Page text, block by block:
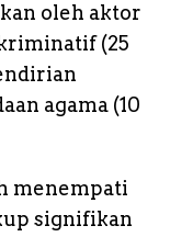
oleh aktor
(25
agama (10
menempati
signifikan